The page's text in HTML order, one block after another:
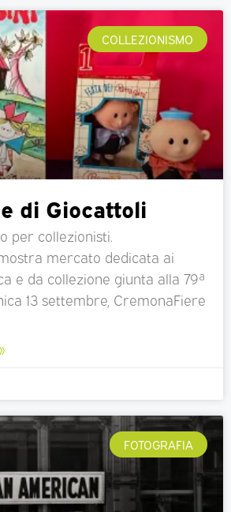
COLLEZIONISMO
di Giocattoli
per collezionisti.
mercato dedicata ai
e da collezione giunta alla 79ª
13 settembre, CremonaFiere
FOTOGRAFIA